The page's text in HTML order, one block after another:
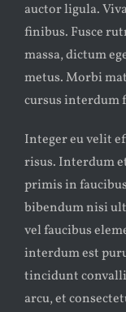
auctor ligula.
finibus. Fusce
massa, dictum
metus. Morbi
cursus interdum
Integer eu velit
risus. Interdum
primis in
bibendum nisi
vel faucibus
interdum est
tincidunt
arcu, et